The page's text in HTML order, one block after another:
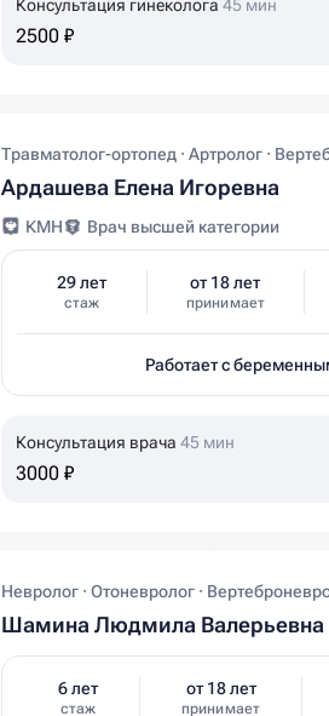
Консультация гинеколога 45 мин
2500 ₽
Травматолог-ортопед · Артролог ·
Ардашева Елена Игоревна
КМН Врач высшей категории
29 лет
стаж
от 18 лет
принимает
Работает с
Консультация врача 45 мин
3000 ₽
Невролог · Отоневролог ·
Шамина Людмила Валерьевна
6 лет
стаж
от 18 лет
принимает